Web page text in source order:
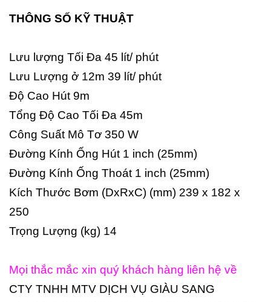
THÔNG SỐ KỸ THUẬT
Lưu lượng Tối Đa 45 lít/ phút
Lưu Lượng ở 12m 39 lít/ phút
Độ Cao Hút 9m
Tổng Độ Cao Tối Đa 45m
Công Suất Mô Tơ 350 W
Đường Kính Ống Hút 1 inch (25mm)
Đường Kính Ống Thoát 1 inch (25mm)
Kích Thước Bơm (DxRxC) (mm) 239 x 182 x
250
Trọng Lượng (kg) 14
Mọi thắc mắc xin quý khách hàng liên hệ về
CTY TNHH MTV DỊCH VỤ GIÀU SANG